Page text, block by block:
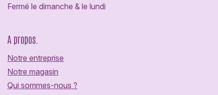
Fermé le dimanche & le lundi
A propos.
Notre entreprise
Notre magasin
Qui sommes-nous ?